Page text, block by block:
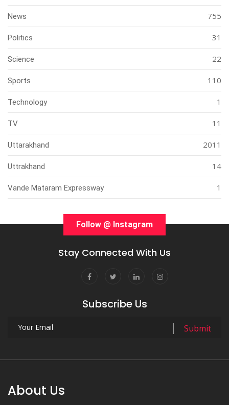
News 755
Politics 31
Science 22
Sports 110
Technology 1
TV 11
Uttarakhand 2011
Uttrakhand 14
Vande Mataram Expressway 1
Follow @ Instagram
Stay Connected With Us
Subscribe Us
About Us